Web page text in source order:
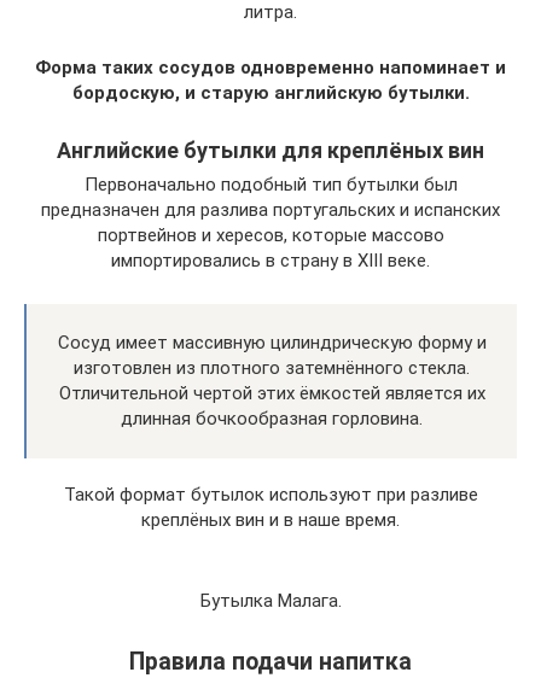
литра.
Форма таких сосудов одновременно напоминает и
бордоскую, и старую английскую бутылки.
Английские бутылки для креплёных вин
Первоначально подобный тип бутылки был
предназначен для разлива португальских и испанских
портвейнов и хересов, которые массово
импортировались в страну в XIII веке.
Сосуд имеет массивную цилиндрическую форму и
изготовлен из плотного затемнённого стекла.
Отличительной чертой этих ёмкостей является их
длинная бочкообразная горловина.
Такой формат бутылок используют при разливе
креплёных вин и в наше время.
Бутылка Малага.
Правила подачи напитка